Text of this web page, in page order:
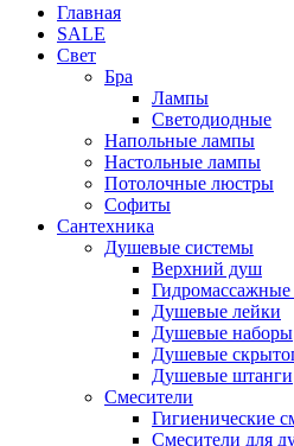
Главная
SALE
Свет
Бра
Лампы
Светодиодные
Напольные лампы
Настольные лампы
Потолочные люстры
Софиты
Сантехника
Душевые системы
Верхний душ
Гидромассажные
Душевые лейки
Душевые наборы
Душевые
Душевые штанги
Смесители
Гигиенические
Смесители для